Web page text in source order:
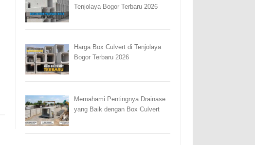
Tenjolaya Bogor Terbaru 2026
Harga Box Culvert di Tenjolaya
Bogor Terbaru 2026
Memahami Pentingnya Drainase
yang Baik dengan Box Culvert